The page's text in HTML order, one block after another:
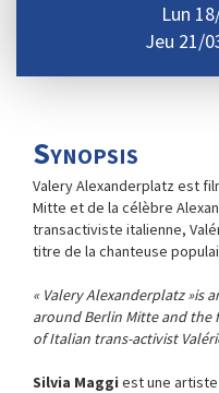
Lun
Jeu 21/
Synopsis
Valery Alexanderplatz est
Mitte et de la célèbre
transactiviste italienne,
titre de la chanteuse
« Valery Alexanderplatz »is
around Berlin Mitte and the
of Italian trans-activist
Silvia Maggi est une